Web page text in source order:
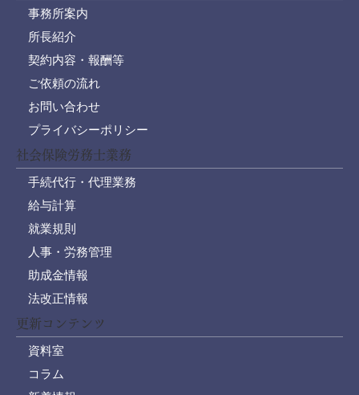
事務所案内
所長紹介
契約内容・報酬等
ご依頼の流れ
お問い合わせ
プライバシーポリシー
社会保険労務士業務
手続代行・代理業務
給与計算
就業規則
人事・労務管理
助成金情報
法改正情報
更新コンテンツ
資料室
コラム